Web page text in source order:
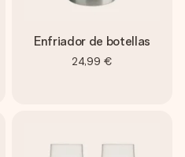
Enfriador de botellas
24,99 €